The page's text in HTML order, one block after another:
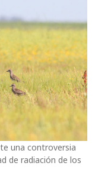
una controversia
de radiación de los